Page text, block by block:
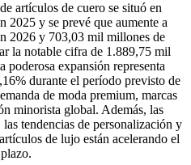
artículos de cuero se situó en
2025 y se prevé que aumente a
2026 y 703,03 mil millones de
la notable cifra de 1.889,75 mil
poderosa expansión representa
durante el período previsto de
de moda premium, marcas
minorista global. Además, las
tendencias de personalización y
de lujo están acelerando el